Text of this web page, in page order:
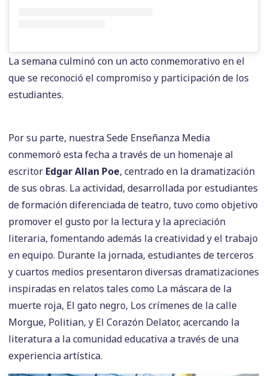
La semana culminó con un acto conmemorativo en el
que se reconoció el compromiso y participación de los
estudiantes.
Por su parte, nuestra Sede Enseñanza Media
conmemoró esta fecha a través de un homenaje al
escritor Edgar Allan Poe, centrado en la dramatización
de sus obras. La actividad, desarrollada por estudiantes
de formación diferenciada de teatro, tuvo como objetivo
promover el gusto por la lectura y la apreciación
literaria, fomentando además la creatividad y el trabajo
en equipo. Durante la jornada, estudiantes de terceros
y cuartos medios presentaron diversas dramatizaciones
inspiradas en relatos tales como La máscara de la
muerte roja, El gato negro, Los crímenes de la calle
Morgue, Politian, y El Corazón Delator, acercando la
literatura a la comunidad educativa a través de una
experiencia artística.